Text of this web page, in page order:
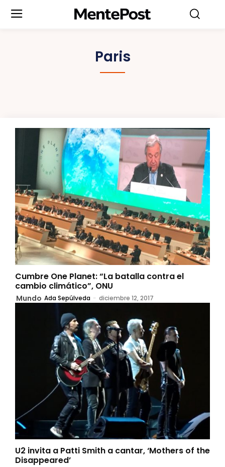
Paris
Cumbre One Planet: “La batalla contra el
cambio climático”, ONU
Mundo Ada Sepúlveda - diciembre 12, 2017
U2 invita a Patti Smith a cantar, ‘Mothers of the
Disappeared’